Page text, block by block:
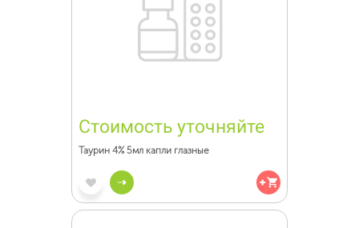
Стоимость уточняйте
Таурин 4% 5мл капли глазные